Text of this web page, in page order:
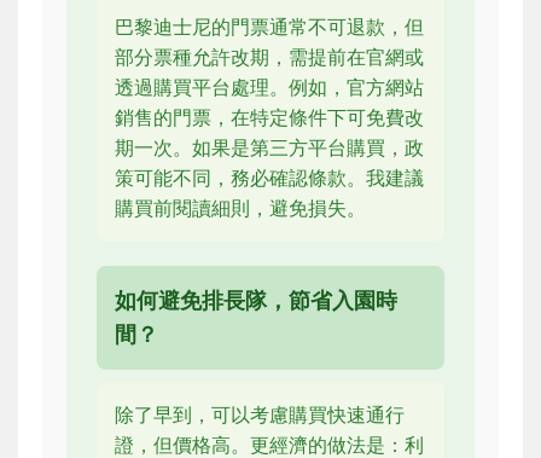
巴黎迪士尼的門票通常不可退款，但
部分票種允許改期，需提前在官網或
透過購買平台處理。例如，官方網站
銷售的門票，在特定條件下可免費改
期一次。如果是第三方平台購買，政
策可能不同，務必確認條款。我建議
購買前閱讀細則，避免損失。
如何避免排長隊，節省入園時
間？
除了早到，可以考慮購買快速通行
證，但價格高。更經濟的做法是：利